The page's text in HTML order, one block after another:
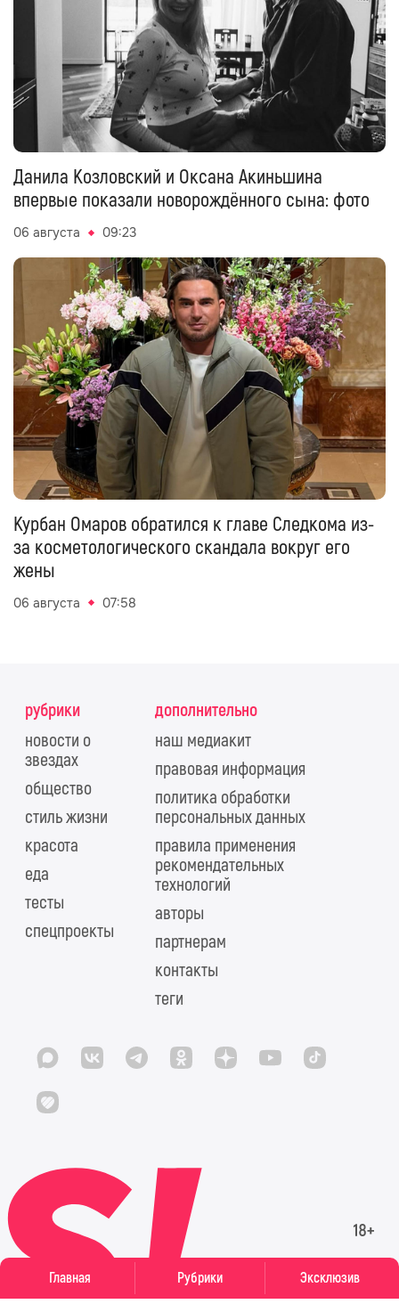
Главная Рубрики Эксклюзив
Данила Козловский и Оксана Акиньшина
впервые показали новорождённого сына: фото
06 августа 09:23
Курбан Омаров обратился к главе Следкома из-
за косметологического скандала вокруг его
жены
06 августа 07:58
рубрики
новости о
звездах
общество
стиль жизни
красота
еда
тесты
спецпроекты
дополнительно
наш медиакит
правовая информация
политика обработки
персональных данных
правила применения
рекомендательных
технологий
авторы
партнерам
контакты
теги